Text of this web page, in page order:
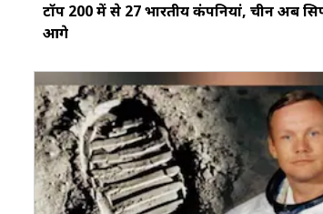
टॉप 200 में से 27 भारतीय कंपनियां, चीन अब
आगे